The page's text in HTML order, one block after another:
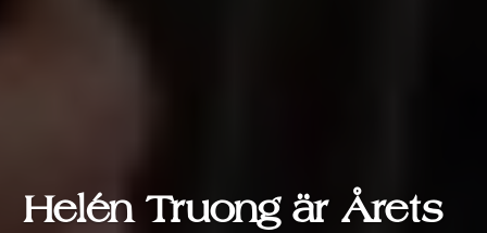
Helén Truong är Årets